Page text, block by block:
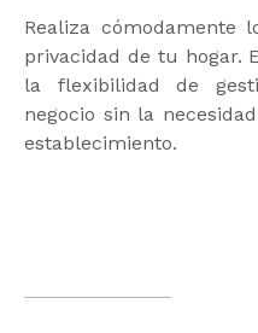
Realiza cómodamente
privacidad de tu hogar.
la flexibilidad de
negocio sin la
establecimiento.